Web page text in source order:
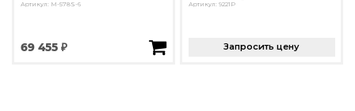
Артикул: M-578S-6
69 455 ₽
Артикул: 9221P
Запросить цену